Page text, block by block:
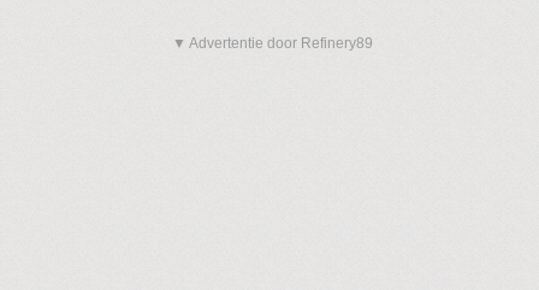
▼ Advertentie door Refinery89